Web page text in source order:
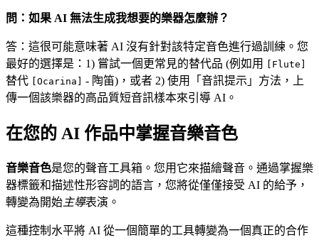
問：如果 AI 無法生成我想要的樂器怎麼辦？
答：這很可能意味著 AI 沒有針對該特定音色進行過訓練。您
最好的選擇是：1) 嘗試一個更常見的替代品 (例如用
[Flute]
替代 [Ocarina]
- 陶笛)，或者 2) 使用「音訊提示」方法，上
傳一個該樂器的高品質短音訊樣本來引導 AI。
在您的 AI 作品中掌握音樂音色
音樂音色是您的聲音工具箱。您用它來描繪聲音。通過掌握樂
器標籤和描述性形容詞的語言，您將從僅僅接受 AI 的給予，
轉變為開始主導表演。
這種控制水平將 AI 從一個簡單的工具轉變為一個真正的合作